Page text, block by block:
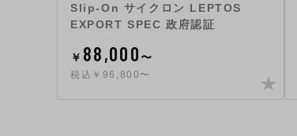
Slip-On サイクロン LEPTOS
EXPORT SPEC 政府認証
￥ 88,000〜
税込￥96,800〜